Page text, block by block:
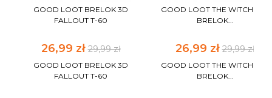
GOOD LOOT BRELOK 3D
FALLOUT T-60
26,99 zł29,99 zł
GOOD LOOT BRELOK 3D
FALLOUT T-60
GOOD LOOT THE WITCHER 3
BRELOK...
26,99 zł29,99 zł
GOOD LOOT THE WITCHER 3
BRELOK...